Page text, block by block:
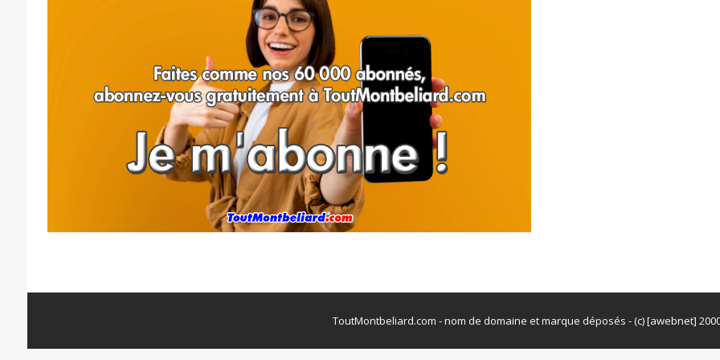
ToutMontbeliard.com - nom de domaine et marque déposés - (c) [awebnet]